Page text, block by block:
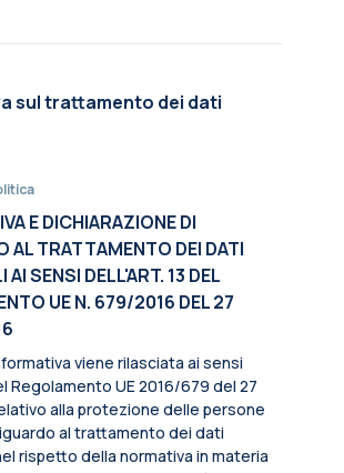
sul trattamento dei dati
E DICHIARAZIONE DI
AL TRATTAMENTO DEI DATI
AI SENSI DELL'ART. 13 DEL
UE N. 679/2016 DEL 27
viene rilasciata ai sensi
Regolamento UE 2016/679 del 27
alla protezione delle persone
al trattamento dei dati
rispetto della normativa in materia